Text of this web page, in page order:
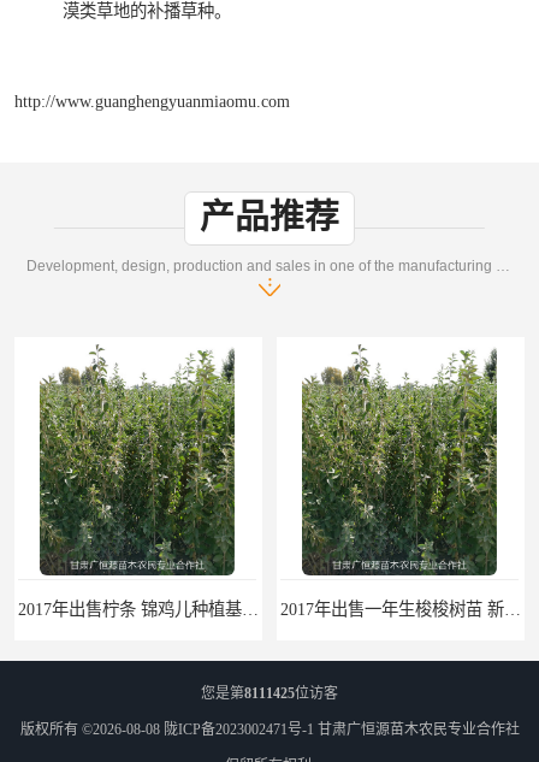
漠类草地的补播草种。
http://www.guanghengyuanmiaomu.com
产品推荐
2017年出售柠条 锦鸡儿种植基地 甘肃广恒源苗木基地 2017年出售一年生梭梭树苗 新疆梭梭沙地绿化种植肉苁蓉
您是第8111425位访客
版权所有 ©2026-08-08 陇ICP备2023002471号-1 甘肃广恒源苗木农民专业合作社